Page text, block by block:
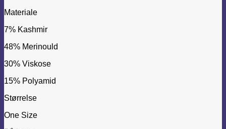
Materiale
7% Kashmir
48% Merinould
30% Viskose
15% Polyamid
Størrelse
One Size